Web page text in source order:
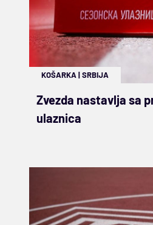
KOŠARKA |SRBIJA
Zvezda nastavlja sa
ulaznica